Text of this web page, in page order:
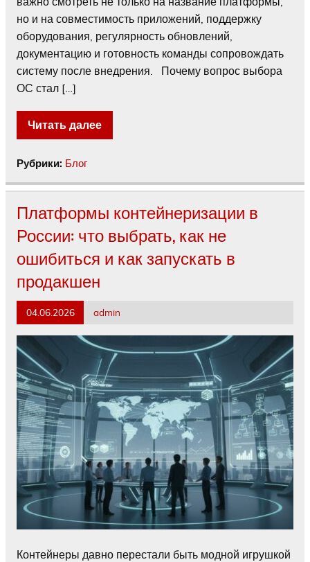
но и на совместимость приложений, поддержку
оборудования, регулярность обновлений,
документацию и готовность команды сопровождать
систему после внедрения. Почему вопрос выбора
ОС стал […]
Читать далее
Рубрики: Блог
Платформы контейнеризации в
России: что выбрать, как не
ошибиться и как запускать в
продакшен
04.06.2026 admin
Контейнеры давно перестали быть модной игрушкой